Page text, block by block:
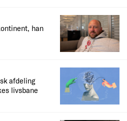
han
afdeling
livsbane